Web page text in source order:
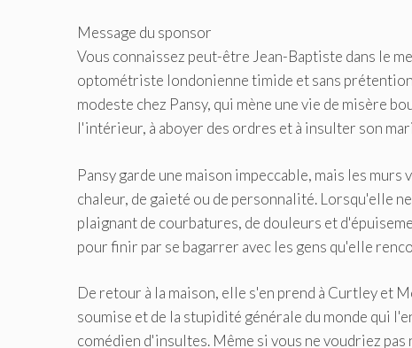
Message du sponsor
Vous connaissez peut-être Jean-Baptiste dans le
optométriste londonienne timide et sans
modeste chez Pansy, qui mène une vie de misère
l'intérieur, à aboyer des ordres et à insulter son
Pansy garde une maison impeccable, mais les
chaleur, de gaieté ou de personnalité. Lorsqu'elle
plaignant de courbatures, de douleurs et
pour finir par se bagarrer avec les gens qu'elle
De retour à la maison, elle s'en prend à Curtley et
soumise et de la stupidité générale du monde qui
comédien d'insultes. Même si vous ne voudriez